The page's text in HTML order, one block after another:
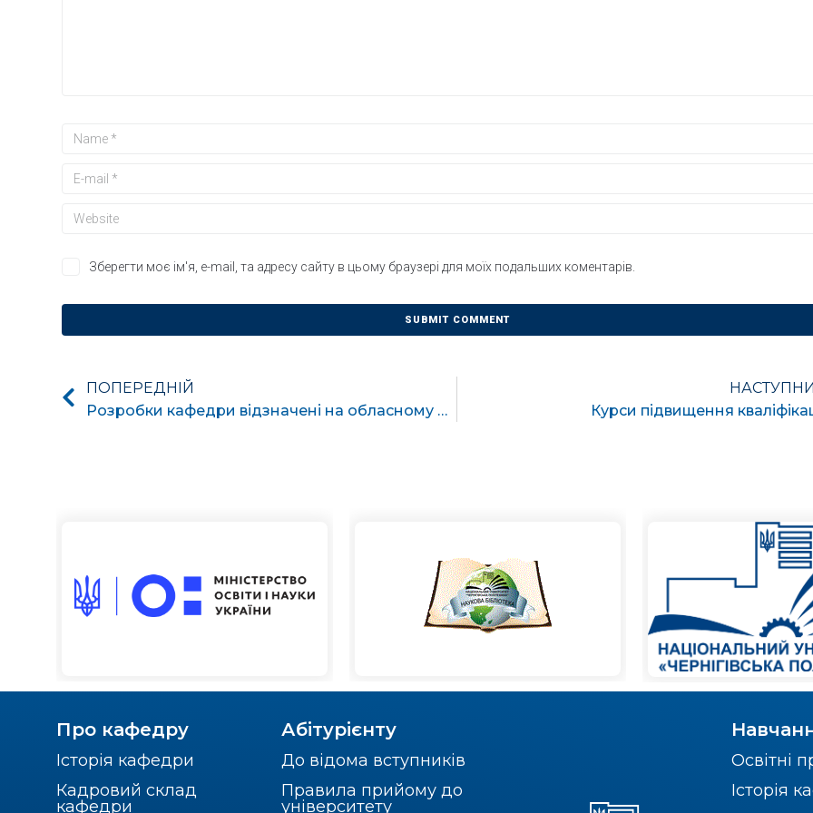
Зберегти моє ім'я, e-mail, та адресу сайту в цьому браузері для моїх подальших коментарів.
ПОПЕРЕДНІЙ
Розробки кафедри відзначені на обласному рівні!
Курси підвищення
Про кафедру
Історія кафедри
Кадровий склад
кафедри
Абітурієнту
До відома вступників
Правила прийому до
університету
Освітні
Історія